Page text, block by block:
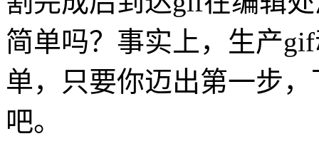
简单吗？事实上，生产
单，只要你迈出第一步
吧。